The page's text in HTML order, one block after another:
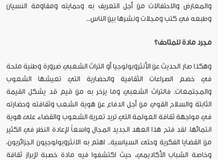
والمعارض والاحتفالات من أجل التعريف به وحمايته ومقاومة النسيان
وطبعه في كتب ومجلات ونشرها بين الناس...
مجرد مادة للمتاحف؟
وهكذا صار الحديث عن الأنثروبولوجيا أو التراث الشعبي ضرورة وطنية ملحة
في خضم الصراعات الثقافية والحضارية التي تعيشها الشعوب
والمجتمعات. فالتراث الشعبي وما يزخر به من قيم قد يشكل القيمة
الثابتة والسلاح القوي من أجل الدفاع عن هوية الشعب وثقافته وحضارته
في مواجهة ثقافة العولمة التي تريد تعرية الشعوب والقضاء على هوية
انتمائها. لقد فتح هذا العهد الجديد المجال واسعاً لإعادة النظر في الكثير
من القضايا الفكرية وحتى السياسية.. اهتم به الانثروبولوجيون الجزائريون،
وخاصة الشباب الأكاديمي، حيث اكتشفوا فيه مادة خصبة لإبراز ثقافة